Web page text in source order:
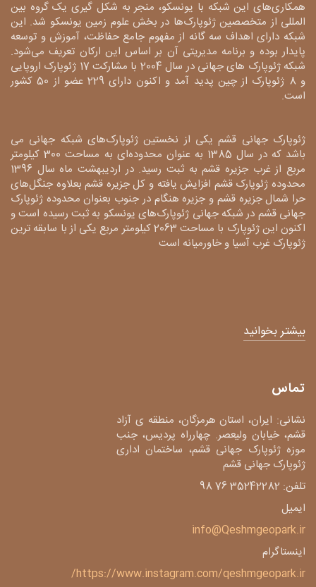
همکاری‌های این شبکه با یونسکو، منجر به شکل گیری یک گروه بین
المللی از متخصصین ژئوپارک‌ها در بخش علوم زمین یونسکو شد. این
شبکه دارای اهداف سه گانه از مفهوم جامع حفاظت، آموزش و توسعه
پایدار بوده و برنامه مدیریتی آن بر اساس این ارکان تعریف می‌شود.
شبکه ژئوپارک های جهانی در سال 2004 با مشارکت 17 ژئوپارک اروپایی
و 8 ژئوپارک از چین پدید آمد و اکنون دارای 229 عضو از 50 کشور
است.
ژئوپارک جهانی قشم یکی از نخستین ژئوپارک‌های شبکه جهانی می
باشد که در سال 1385 به عنوان محدوده‌ای به مساحت 300 کیلومتر
مربع از غرب جزیره قشم به ثبت رسید. در اردیبهشت ماه سال 1396
محدوده ژئوپارک قشم افزایش یافته و کل جزیره قشم بعلاوه جنگل‌های
حرا شمال جزیره قشم و جزیره هنگام در جنوب بعنوان محدوده ژئوپارک
جهانی قشم در شبکه جهانی ژئوپارک‌های یونسکو به ثبت رسیده است و
اکنون این ژئوپارک با مساحت 2063 کیلومتر مربع یکی از با سابقه ترین
ژئوپارک غرب آسیا و خاورمیانه است
بیشتر بخوانید
تماس
نشانی: ایران، استان هرمزگان، منطقه ی آزاد
قشم، خیابان ولیعصر. چهارراه پردیس، جنب
موزه ژئوپارک جهانی قشم، ساختمان اداری
ژئوپارک جهانی قشم
تلفن: 35242282 76 98
ایمیل
info@Qeshmgeopark.ir
اینستاگرام
https://www.instagram.com/qeshmgeopark.ir/